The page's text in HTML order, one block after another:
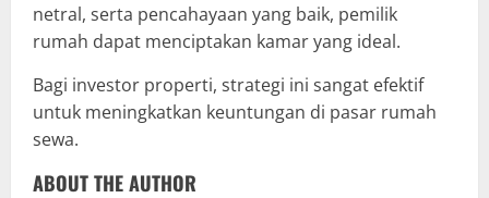
netral, serta pencahayaan yang baik, pemilik
rumah dapat menciptakan kamar yang ideal.
Bagi investor properti, strategi ini sangat efektif
untuk meningkatkan keuntungan di pasar rumah
sewa.
ABOUT THE AUTHOR